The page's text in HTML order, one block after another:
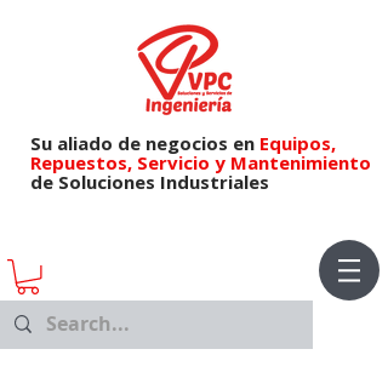
Su aliado de negocios en Equipos,
Repuestos, Servicio y Mantenimiento
de Soluciones Industriales